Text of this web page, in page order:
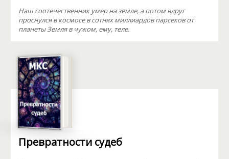
Наш соотечественник умер на земле, а потом вдруг
проснулся в космосе в сотнях миллиардов парсеков от
планеты Земля в чужом, ему, теле.
Превратности судеб